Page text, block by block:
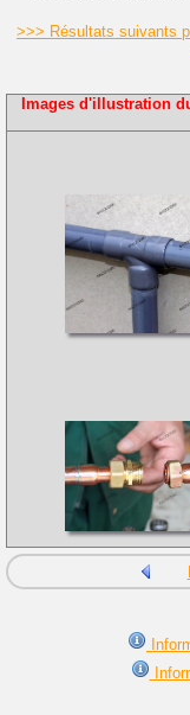
>>> Résultats suivants
Images d'illustration